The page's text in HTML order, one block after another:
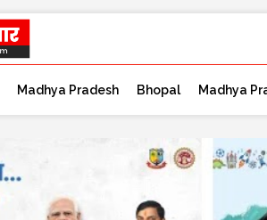
Madhya Pradesh Bhopal Madhya